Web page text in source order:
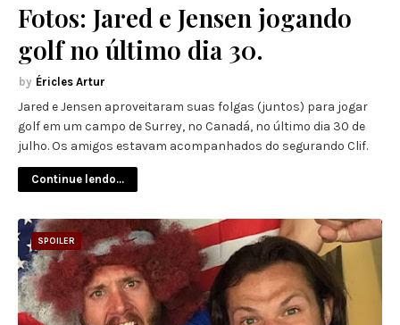
Fotos: Jared e Jensen jogando
golf no último dia 30.
Éricles Artur
Jared e Jensen aproveitaram suas folgas (juntos) para jogar
golf em um campo de Surrey, no Canadá, no último dia 30 de
julho. Os amigos estavam acompanhados do segurando Clif.
Continue lendo...
SPOILER